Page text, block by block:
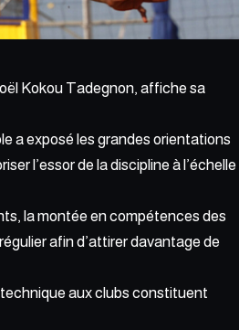
Kokou Tadegnon, affiche sa
a exposé les grandes orientations
l’essor de la discipline à l’échelle
la montée encompétences des
afin d’attirer davantage de
aux clubs constituent